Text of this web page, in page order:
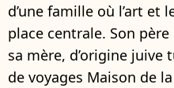
d’une famille où l’art et
place centrale. Son
sa mère, d’origine juive
de voyages Maison de